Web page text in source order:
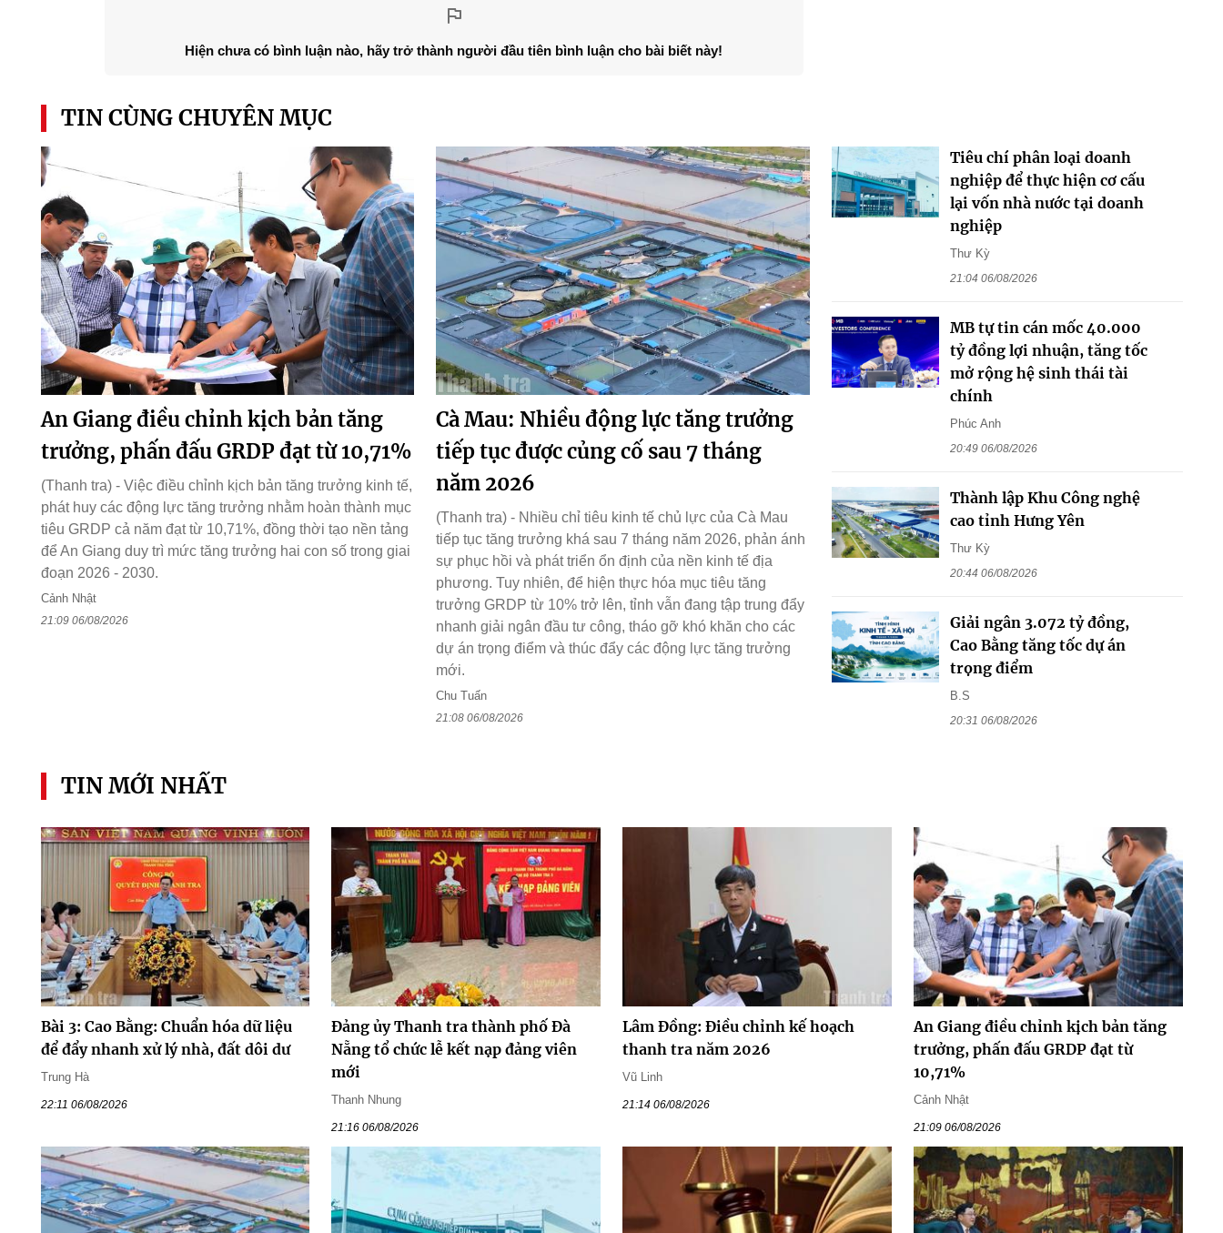
Hiện chưa có bình luận nào, hãy trở thành người đầu tiên bình luận cho bài biết này!
TIN CÙNG CHUYÊN MỤC
An Giang điều chỉnh kịch bản tăng
trưởng, phấn đấu GRDP đạt từ 10,71%
(Thanh tra) - Việc điều chỉnh kịch bản tăng trưởng kinh tế,
phát huy các động lực tăng trưởng nhằm hoàn thành mục
tiêu GRDP cả năm đạt từ 10,71%, đồng thời tạo nền tảng
để An Giang duy trì mức tăng trưởng hai con số trong giai
đoạn 2026 - 2030.
Cảnh Nhật
21:09 06/08/2026
Cà Mau: Nhiều động lực tăng trưởng
tiếp tục được củng cố sau 7 tháng
năm 2026
(Thanh tra) - Nhiều chỉ tiêu kinh tế chủ lực của Cà Mau
tiếp tục tăng trưởng khá sau 7 tháng năm 2026, phản ánh
sự phục hồi và phát triển ổn định của nền kinh tế địa
phương. Tuy nhiên, để hiện thực hóa mục tiêu tăng
trưởng GRDP từ 10% trở lên, tỉnh vẫn đang tập trung đẩy
nhanh giải ngân đầu tư công, tháo gỡ khó khăn cho các
dự án trọng điểm và thúc đẩy các động lực tăng trưởng
mới.
Chu Tuấn
21:08 06/08/2026
Tiêu chí phân loại doanh
nghiệp để thực hiện cơ cấu
lại vốn nhà nước tại doanh
nghiệp
Thư Kỳ
21:04 06/08/2026
MB tự tin cán mốc 40.000
tỷ đồng lợi nhuận, tăng tốc
mở rộng hệ sinh thái tài
chính
Phúc Anh
20:49 06/08/2026
Thành lập Khu Công nghệ
cao tỉnh Hưng Yên
Thư Kỳ
20:44 06/08/2026
Giải ngân 3.072 tỷ đồng,
Cao Bằng tăng tốc dự án
trọng điểm
B.S
20:31 06/08/2026
TIN MỚI NHẤT
Bài 3: Cao Bằng: Chuẩn hóa dữ liệu
để đẩy nhanh xử lý nhà, đất dôi dư
Trung Hà
22:11 06/08/2026
Đảng ủy Thanh tra thành phố Đà
Nẵng tổ chức lễ kết nạp đảng viên
mới
Thanh Nhung
21:16 06/08/2026
Lâm Đồng: Điều chỉnh kế hoạch
thanh tra năm 2026
Vũ Linh
21:14 06/08/2026
An Giang điều chỉnh kịch bản tăng
trưởng, phấn đấu GRDP đạt từ
10,71%
Cảnh Nhật
21:09 06/08/2026